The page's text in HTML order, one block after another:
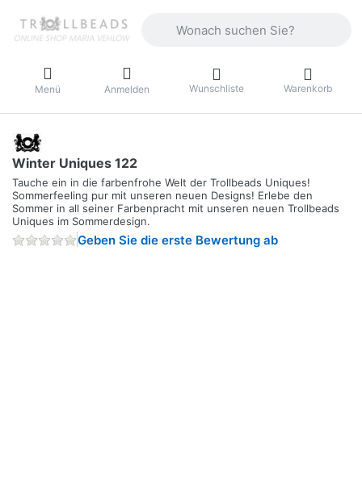
Menü Anmelden Wunschliste Warenkorb
Winter Uniques 122
Tauche ein in die farbenfrohe Welt der Trollbeads Uniques!
Sommerfeeling pur mit unseren neuen Designs! Erlebe den
Sommer in all seiner Farbenpracht mit unseren neuen Trollbeads
Uniques im Sommerdesign.
Geben Sie die erste Bewertung ab